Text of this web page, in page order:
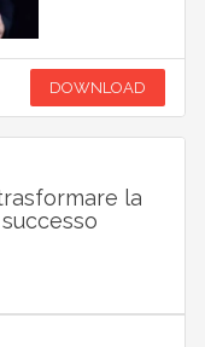
DOWNLOAD
la